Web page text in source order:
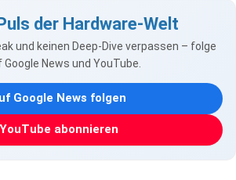
der Hardware-Welt
und keinen Deep-Dive verpassen – folge
News und YouTube.
Google News folgen
abonnieren